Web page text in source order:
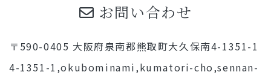
お問い合わせ
〒590-0405 大阪府泉南郡熊取町大久保南4-1351-1
4-1351-1,okubominami,kumatori-cho,sennan-